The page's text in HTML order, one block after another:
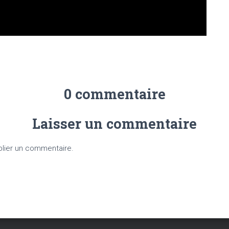
0 commentaire
Laisser un commentaire
un commentaire.